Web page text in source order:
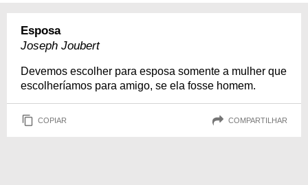
Esposa
Joseph Joubert
Devemos escolher para esposa somente a mulher que
escolheríamos para amigo, se ela fosse homem.
COPIAR COMPARTILHAR